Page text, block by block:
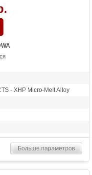
- XHP Micro-Melt Alloy
Больше параметров